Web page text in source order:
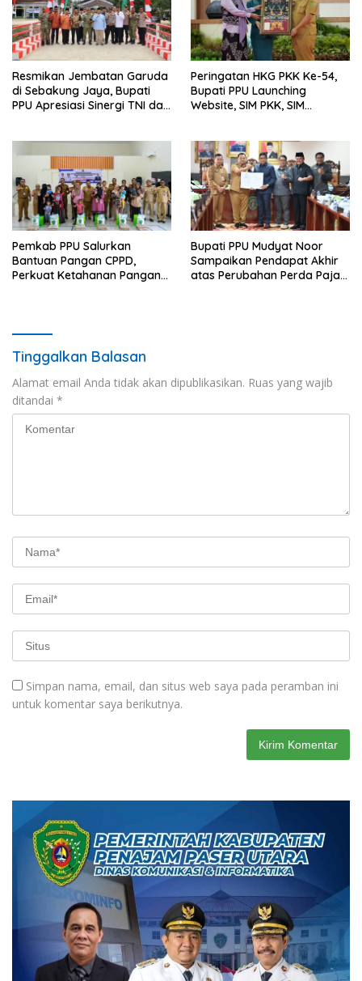
Resmikan Jembatan Garuda
di Sebakung Jaya, Bupati
PPU Apresiasi Sinergi TNI dan
Peringatan HKG PKK Ke-54,
Bupati PPU Launching
Website, SIM PKK, SIM
Pemkab PPU Salurkan
Bantuan Pangan CPPD,
Perkuat Ketahanan Pangan
Bupati PPU Mudyat Noor
Sampaikan Pendapat Akhir
atas Perubahan Perda Pajak
Tinggalkan Balasan
Alamat email Anda tidak akan dipublikasikan. Ruas yang wajib
ditandai *
Simpan nama, email, dan situs web saya pada peramban ini
untuk komentar saya berikutnya.